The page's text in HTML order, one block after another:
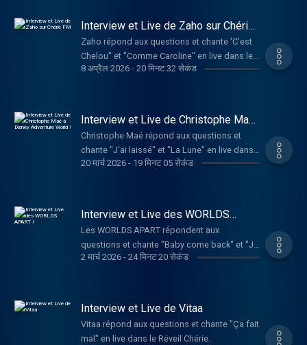
Interview et Live de Zaho sur Chérie
FM
Zaho répond aux questions et chante 'C'est
Chelou" et "Comme Caroline" en live dans le
Réveil Chérie.
8 अप्रैल 2026- 20 मिनट 32 सेकंड
Interview et Live de Christophe Maé
à Disney Adventure World !
Christophe Maé répond aux questions et
chante "J'ai laissé" et "La Lune" en live dans
le Réveil Chérie.
20 मार्च 2026- 19 मिनट 05 सेकंड
Interview et Live des WORLDS
APART !
Les WORLDS APART répondent aux
questions et chante "Baby come back" et "Je
te donne" en live dans le Réveil Chérie.
2 मार्च 2026- 24 मिनट 20 सेकंड
Interview et Live de Vitaa
Vitaa répond aux questions et chante "Ça fait
mal" en live dans le Réveil Chérie.